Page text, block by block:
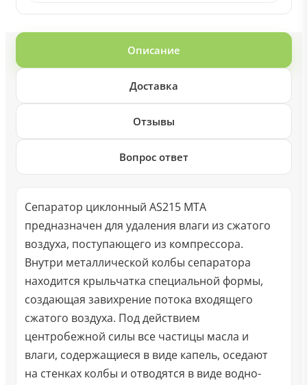
Описание
Доставка
Отзывы
Вопрос ответ
Сепаратор циклонный AS215 MTA
предназначен для удаления влаги из сжатого
воздуха, поступающего из компрессора.
Внутри металлической колбы сепаратора
находится крыльчатка специальной формы,
создающая завихрение потока входящего
сжатого воздуха. Под действием
центробежной силы все частицы масла и
влаги, содержащиеся в виде капель, оседают
на стенках колбы и отводятся в виде водно-